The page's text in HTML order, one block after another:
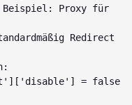
Beispiel: Proxy für
Redirect
= false